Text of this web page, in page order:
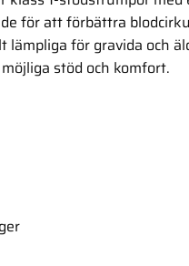
för att förbättra
lämpliga för gravida och
stöd och komfort.